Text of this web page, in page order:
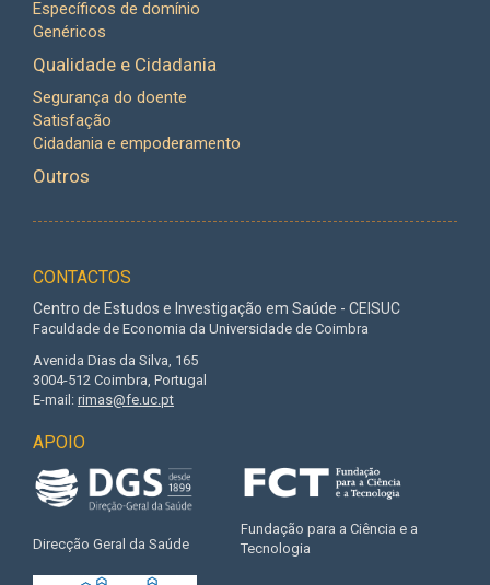
Específicos de domínio
Genéricos
Qualidade e Cidadania
Segurança do doente
Satisfação
Cidadania e empoderamento
Outros
CONTACTOS
Centro de Estudos e Investigação em Saúde - CEISUC
Faculdade de Economia da Universidade de Coimbra
Avenida Dias da Silva, 165
3004-512 Coimbra, Portugal
E-mail: rimas@fe.uc.pt
APOIO
Direcção Geral da Saúde
Fundação para a Ciência e a
Tecnologia